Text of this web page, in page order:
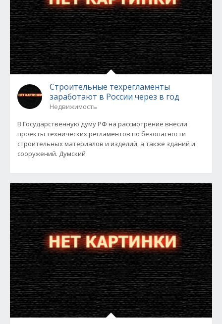
Строительные техрегламенты
заработают в России через в год
Недвижимость
В Государственную думу РФ на рассмотрение внесли
проекты технических регламентов по безопасности
строительных материалов и изделий, а также зданий и
сооружений. Думский